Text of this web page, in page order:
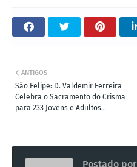
ANTIGOS
São Felipe: D. Valdemir Ferreira
Celebra o Sacramento do Crisma
para 233 Jovens e Adultos..
Postado por